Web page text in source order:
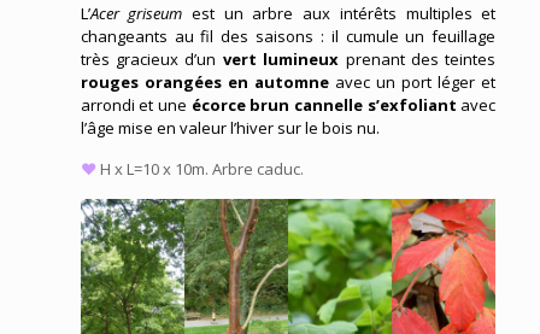
L’Acer griseum est un arbre aux intérêts multiples et
changeants au fil des saisons : il cumule un feuillage
très gracieux d’un vert lumineux prenant des teintes
rouges orangées en automneavec un port léger et
arrondi et une écorce brun cannelle s’exfoliant avec
l’âge mise en valeur l’hiver sur le bois nu.
♥ H x L=10 x 10m. Arbre caduc.